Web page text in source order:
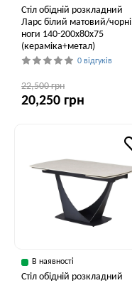
Стіл обідній розкладний
Ларс білий матовий/чорні
ноги 140-200x80x75
(кераміка+метал)
0 відгуків
22,500 грн
20,250 грн
В наявності
Стіл обідній розкладний